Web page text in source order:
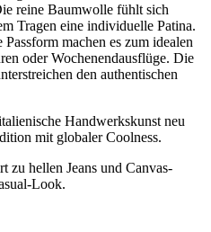
reine Baumwolle fühlt sich
Tragen eine individuelle Patina.
machen es zum idealen
oder Wochenendausflüge. Die
den authentischen
Handwerkskunst neu
mit globaler Coolness.
zu hellen Jeans und Canvas-
Look.